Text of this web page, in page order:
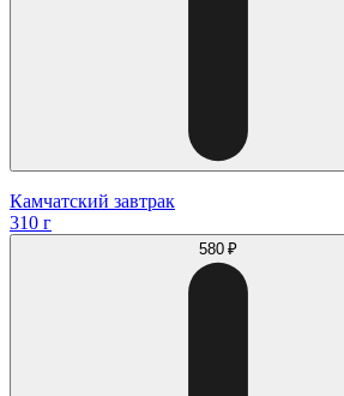
Камчатский завтрак
310 г
580 ₽